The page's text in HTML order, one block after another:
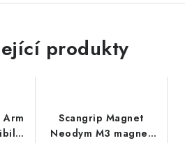
produkty
Scangrip Magnet
Neodym M3 magnet